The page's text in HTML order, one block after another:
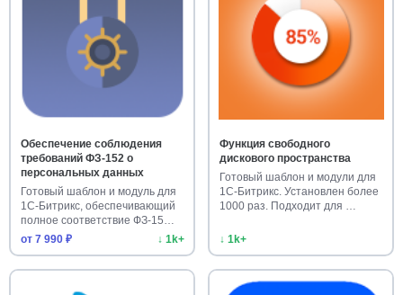
Обеспечение соблюдения
требований ФЗ-152 о
персональных данных
Готовый шаблон и модуль для
1С-Битрикс, обеспечивающий
полное соответствие ФЗ-15…
от 7 990 ₽
↓ 1k+
Функция свободного
дискового пространства
Готовый шаблон и модули для
1С-Битрикс. Установлен более
1000 раз. Подходит для …
↓ 1k+